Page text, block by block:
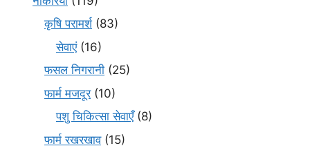
कृषि परामर्श(83)
सेवाएं(16)
फसल निगरानी (25)
फार्म मजदूर(10)
पशु चिकित्सा सेवाएँ(8)
फार्म रखरखाव(15)